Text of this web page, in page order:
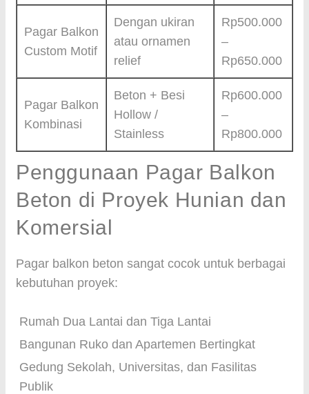
Pagar Balkon
Custom Motif
Dengan ukiran
atau ornamen
relief
Rp500.000
–
Rp650.000
Pagar Balkon
Kombinasi
Beton + Besi
Hollow /
Stainless
Rp600.000
–
Rp800.000
Penggunaan Pagar Balkon
Beton di Proyek Hunian dan
Komersial
Pagar balkon beton sangat cocok untuk berbagai
kebutuhan proyek:
Rumah Dua Lantai dan Tiga Lantai
Bangunan Ruko dan Apartemen Bertingkat
Gedung Sekolah, Universitas, dan Fasilitas
Publik